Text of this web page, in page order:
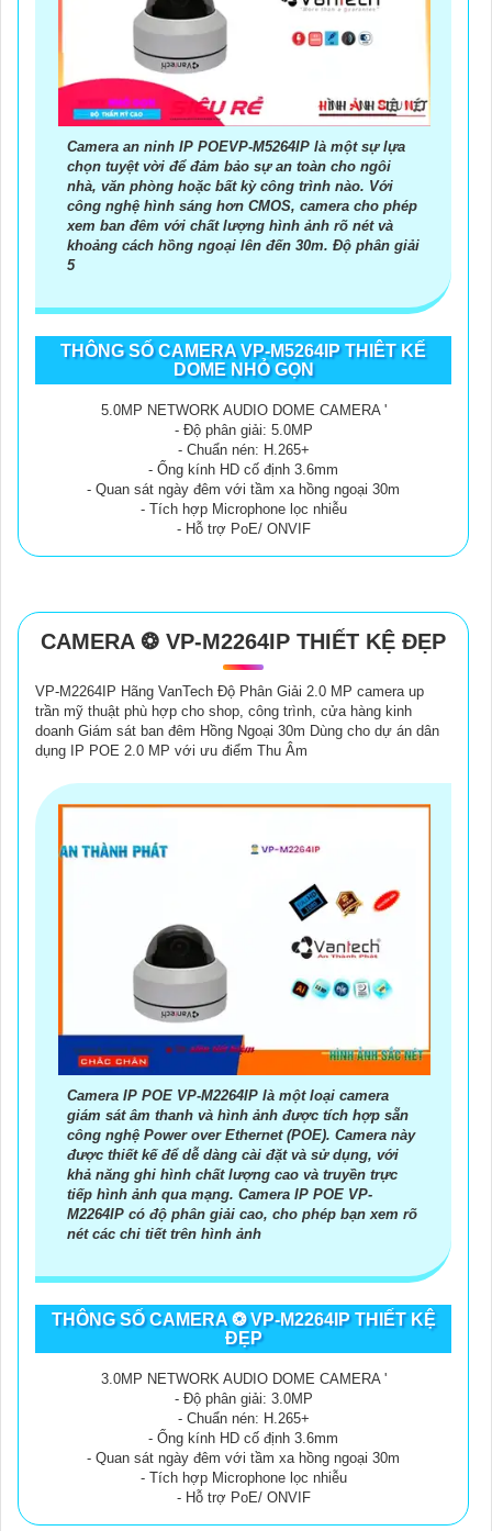
Camera an ninh IP POEVP-M5264IP là một sự lựa
chọn tuyệt vời để đảm bảo sự an toàn cho ngôi
nhà, văn phòng hoặc bất kỳ công trình nào. Với
công nghệ hình sáng hơn CMOS, camera cho phép
xem ban đêm với chất lượng hình ảnh rõ nét và
khoảng cách hồng ngoại lên đến 30m. Độ phân giải
5
THÔNG SỐ CAMERA VP-M5264IP THIÊT KẾ
DOME NHỎ GỌN
5.0MP NETWORK AUDIO DOME CAMERA '
- Độ phân giải: 5.0MP
- Chuẩn nén: H.265+
- Ống kính HD cố định 3.6mm
- Quan sát ngày đêm với tầm xa hồng ngoại 30m
- Tích hợp Microphone lọc nhiễu
- Hỗ trợ PoE/ ONVIF
CAMERA ❂ VP-M2264IP THIẾT KỆ ĐẸP
VP-M2264IP Hãng VanTech Độ Phân Giải 2.0 MP camera up
trần mỹ thuật phù hợp cho shop, công trình, cửa hàng kinh
doanh Giám sát ban đêm Hồng Ngoại 30m Dùng cho dự án dân
dụng IP POE 2.0 MP với ưu điểm Thu Âm
Camera IP POE VP-M2264IP là một loại camera
giám sát âm thanh và hình ảnh được tích hợp sẵn
công nghệ Power over Ethernet (POE). Camera này
được thiết kế để dễ dàng cài đặt và sử dụng, với
khả năng ghi hình chất lượng cao và truyền trực
tiếp hình ảnh qua mạng. Camera IP POE VP-
M2264IP có độ phân giải cao, cho phép bạn xem rõ
nét các chi tiết trên hình ảnh
THÔNG SỐ CAMERA ❂ VP-M2264IP THIẾT KỆ
ĐẸP
3.0MP NETWORK AUDIO DOME CAMERA '
- Độ phân giải: 3.0MP
- Chuẩn nén: H.265+
- Ống kính HD cố định 3.6mm
- Quan sát ngày đêm với tầm xa hồng ngoại 30m
- Tích hợp Microphone lọc nhiễu
- Hỗ trợ PoE/ ONVIF